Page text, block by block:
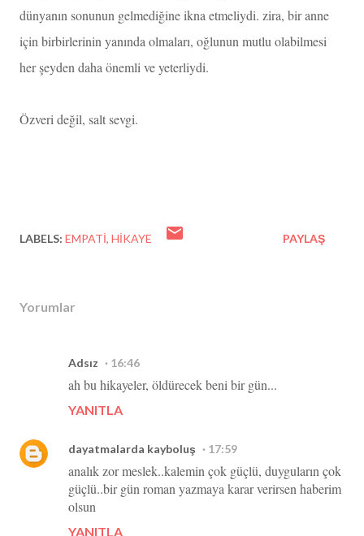
dünyanın sonunun gelmediğine ikna etmeliydi. zira, bir anne
için birbirlerinin yanında olmaları, oğlunun mutlu olabilmesi
her şeyden daha önemli ve yeterliydi.
Özveri değil, salt sevgi.
LABELS: EMPATI HIKAYE PAYLAŞ
Yorumlar
Adsız 16:46
ah bu hikayeler, öldürecek beni bir gün...
YANITLA
dayatmalarda kayboluş 17:59
analık zor meslek..kalemin çok güçlü, duyguların çok
güçlü..bir gün roman yazmaya karar verirsen haberim
olsun
YANITLA